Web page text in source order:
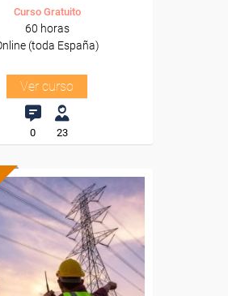
Curso Gratuito
60 horas
(toda España)
Ver curso
0 23
Formación 100%
subvencionada.
desempleados,
y autónomos.